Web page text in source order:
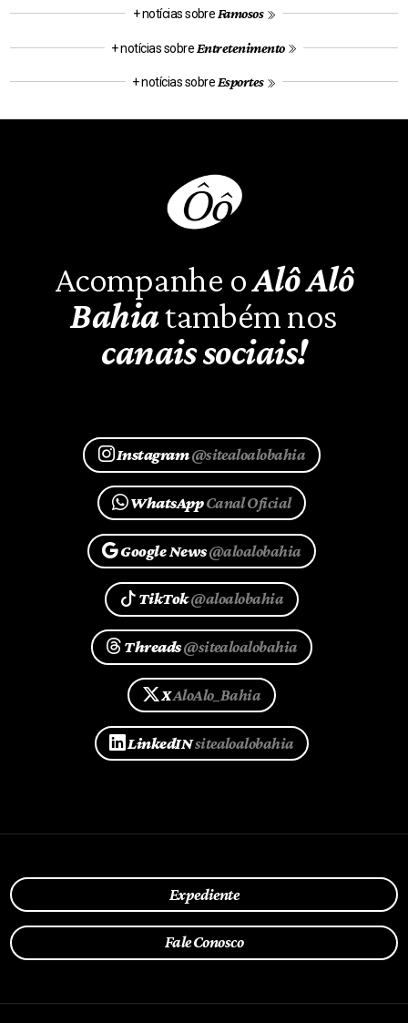
+ notícias sobre Famosos
+ notícias sobre Entretenimento
+ notícias sobre Esportes
Acompanhe oAlô Alô
Bahiatambém nos
canais sociais!
Instagram@sitealoalobahia
WhatsAppCanal Oficial
Google News@aloalobahia
TikTok@aloalobahia
Threads@sitealoalobahia
XAloAlo_Bahia
LinkedINsitealoalobahia
Expediente
Fale Conosco